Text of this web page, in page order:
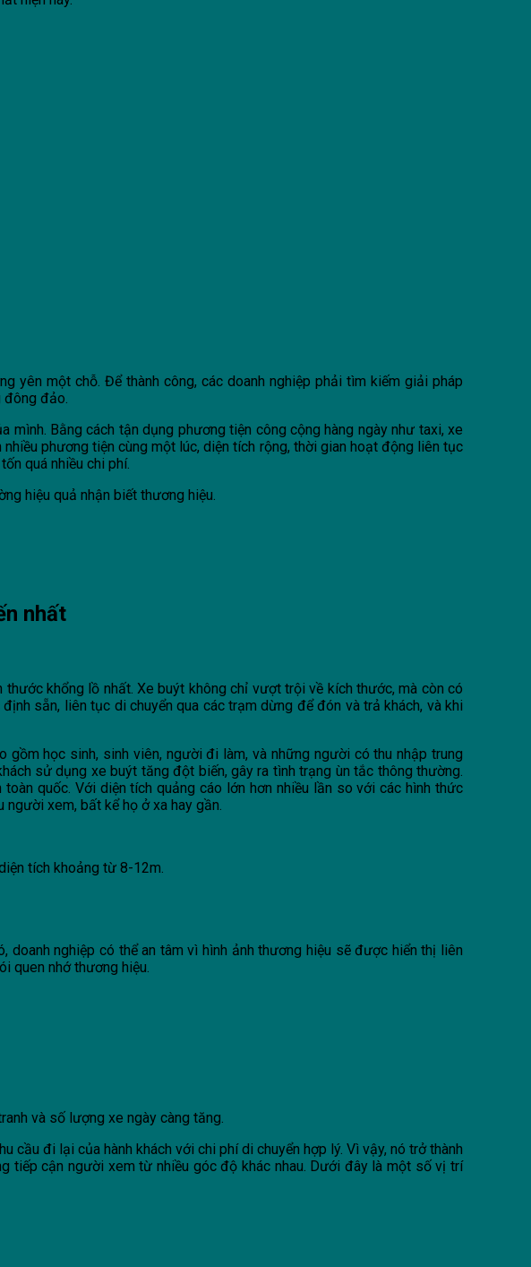
yên một chỗ. Để thành công, các doanh nghiệp phải tìm kiếm giải pháp
đảo.
Bằng cách tận dụng phương tiện công cộng hàng ngày như taxi, xe
phương tiện cùng một lúc, diện tích rộng, thời gian hoạt động liên tục
quá nhiều chi phí.
hiệu quả nhận biết thương hiệu.
nhất
khổng lồ nhất. Xe buýt không chỉ vượt trội về kích thước, mà còn có
sẵn, liên tục di chuyển qua các trạm dừng để đón và trả khách, và khi
học sinh, sinh viên, người đi làm, và những người có thu nhập trung
sử dụng xe buýt tăng đột biến, gây ra tình trạng ùn tắc thông thường.
quốc. Với diện tích quảng cáo lớn hơn nhiều lần so với các hình thức
xem, bất kể họ ở xa hay gần.
tích khoảng từ 8-12m.
nghiệp có thể an tâm vì hình ảnh thương hiệu sẽ được hiển thị liên
quen nhớ thương hiệu.
và số lượng xe ngày càng tăng.
đi lại của hành khách với chi phí di chuyển hợp lý. Vì vậy, nó trở thành
tiếp cận người xem từ nhiều góc độ khác nhau. Dưới đây là một số vị trí